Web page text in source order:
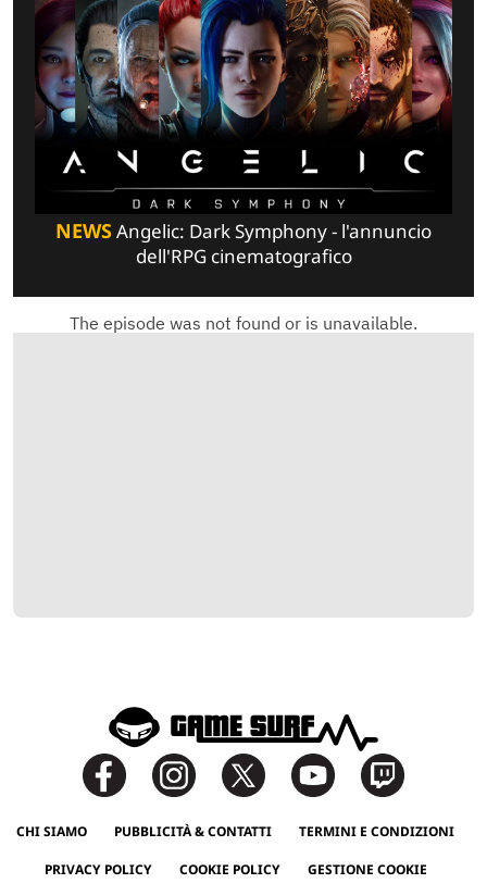
NEWSAngelic: Dark Symphony - l'annuncio
dell'RPG cinematografico
CHI SIAMO PUBBLICITÀ & CONTATTI TERMINI E CONDIZIONI
PRIVACY POLICY COOKIE POLICY GESTIONE COOKIE